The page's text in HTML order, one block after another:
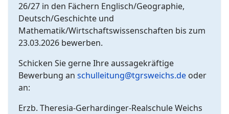
26/27 in den Fächern Englisch/Geographie,
Deutsch/Geschichte und
Mathematik/Wirtschaftswissenschaften bis zum
23.03.2026 bewerben.
Schicken Sie gerne Ihre aussagekräftige
Bewerbung an schulleitung@tgrsweichs.de oder
an:
Erzb. Theresia-Gerhardinger-Realschule Weichs